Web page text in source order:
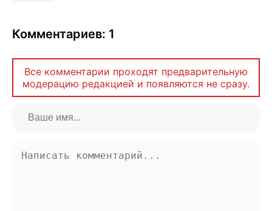
Комментариев: 1
Все комментарии проходят предварительную
модерацию редакцией и появляются не сразу.